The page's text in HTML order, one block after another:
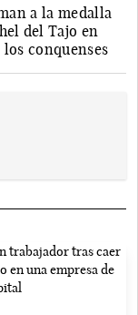
a la medalla
del Tajo en
conquenses